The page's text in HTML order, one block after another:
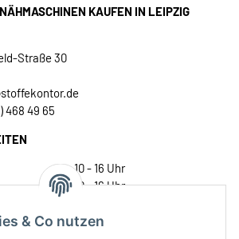
& Co nutzen
KAUFEN IN LEIPZIG
Straße 30
468 49 65
10 - 16 Uhr
10 - 16 Uhr
10 - 18 Uhr